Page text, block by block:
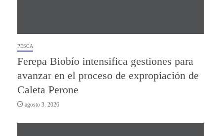
PESCA
Ferepa Biobío intensifica gestiones para
avanzar en el proceso de expropiación de
Caleta Perone
agosto 3, 2026